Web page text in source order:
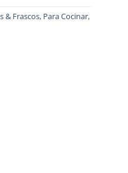
& Frascos, Para Cocinar,